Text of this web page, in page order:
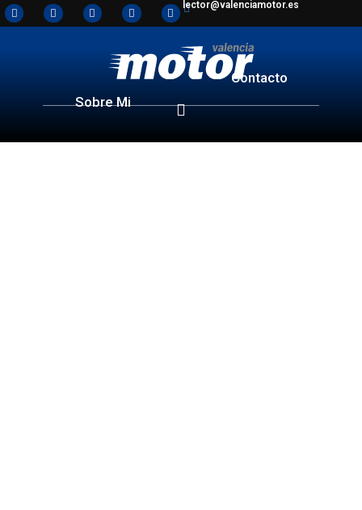
lector@valenciamotor.es
Sobre Mi
Contacto